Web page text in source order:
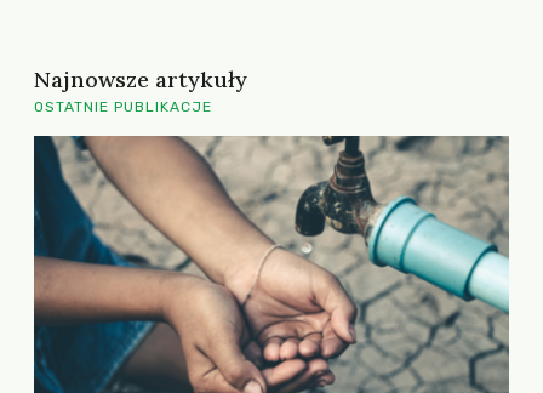
Najnowsze artykuły
OSTATNIE PUBLIKACJE